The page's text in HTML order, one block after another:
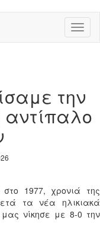
την
αντίπαλο
στο 1977, χρονιά της
τα νέα ηλικιακά
νίκησε με 8-0 την